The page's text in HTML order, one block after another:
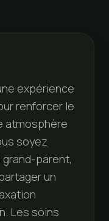
expérience
renforcer le
atmosphère
soyez
grand-parent,
un
Les soins